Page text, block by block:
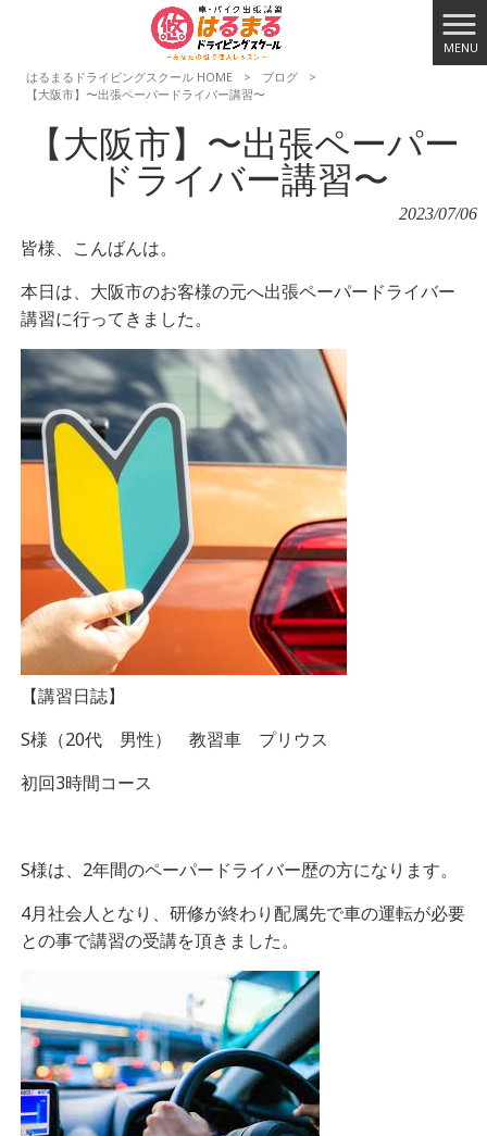
MENU
はるまるドライビングスクール HOME
> ブログ
>
【大阪市】〜出張ペーパードライバー講習〜
【大阪市】〜出張ペーパー
ドライバー講習〜
2023/07/06
皆様、こんばんは。
本日は、大阪市のお客様の元へ出張ペーパードライバー
講習に行ってきました。
【講習日誌】
S様（20代 男性） 教習車 プリウス
初回3時間コース
S様は、2年間のペーパードライバー歴の方になります。
4月社会人となり、研修が終わり配属先で車の運転が必要
との事で講習の受講を頂きました。